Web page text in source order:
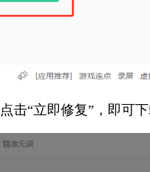
击“立即修复”，即可